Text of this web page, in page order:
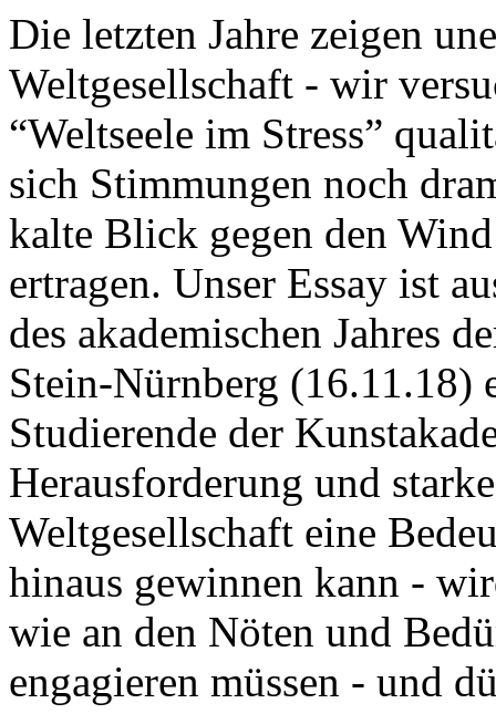
Die letzten Jahre zeigen
Weltgesellschaft - wir
“Weltseele im Stress”
sich Stimmungen noch
kalte Blick gegen den
ertragen. Unser Essay ist
des akademischen Jahres
Stein-Nürnberg (16.11.18)
Studierende der
Herausforderung und
Weltgesellschaft eine
hinaus gewinnen kann -
wie an den Nöten und
engagieren müssen - und